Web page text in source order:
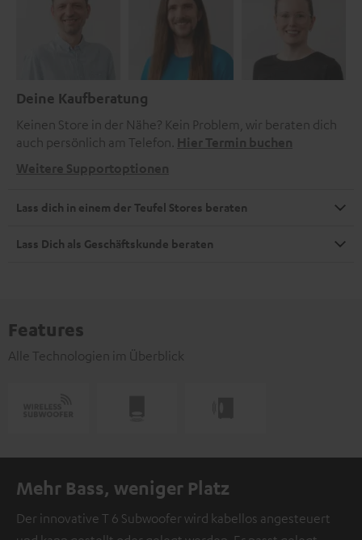
Deine Kaufberatung
Keinen Store in der Nähe? Kein Problem, wir beraten dich
auch persönlich am Telefon. Hier Termin buchen
Weitere Supportoptionen
Lass dich in einem der Teufel Stores beraten
Lass Dich als Geschäftskunde beraten
Features
Alle Technologien im Überblick
Mehr Bass, weniger Platz
Der innovative T 6 Subwoofer wird kabellos angesteuert